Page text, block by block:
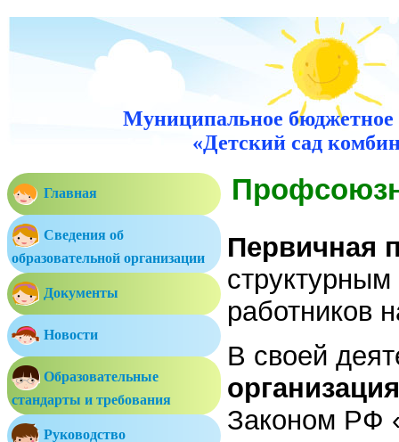
Муниципальное бюджетное
«Детский сад
Главная
Сведения об
образовательной организации
Документы
Новости
Образовательные
стандарты и требования
Руководство
Первичная
работников
В своей
организация
Законом